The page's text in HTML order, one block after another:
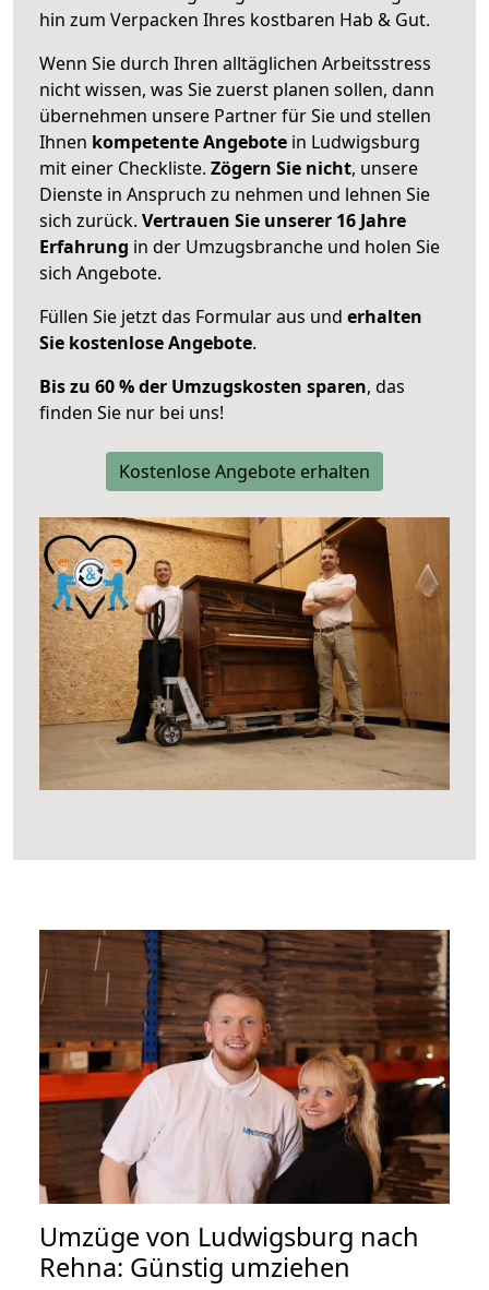
hin zum Verpacken Ihres kostbaren Hab & Gut.
Wenn Sie durch Ihren alltäglichen Arbeitsstress
nicht wissen, was Sie zuerst planen sollen, dann
übernehmen unsere Partner für Sie und stellen
Ihnen kompetente Angebote in Ludwigsburg
mit einer Checkliste. Zögern Sie nicht, unsere
Dienste in Anspruch zu nehmen und lehnen Sie
sich zurück. Vertrauen Sie unserer 16 Jahre
Erfahrung in der Umzugsbranche und holen Sie
sich Angebote.
Füllen Sie jetzt das Formular aus und erhalten
Sie kostenlose Angebote.
Bis zu 60 % der Umzugskosten sparen, das
finden Sie nur bei uns!
Kostenlose Angebote erhalten
Umzüge von Ludwigsburg nach
Rehna: Günstig umziehen